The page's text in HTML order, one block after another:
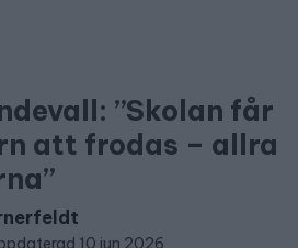
”Skolan får
att frodas – allra
10 jun 2026